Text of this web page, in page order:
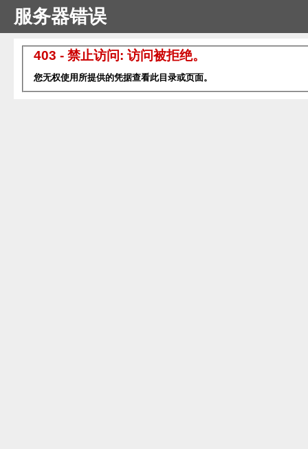
服务器错误
403 - 禁止访问: 访问被拒绝。
您无权使用所提供的凭据查看此目录或页面。